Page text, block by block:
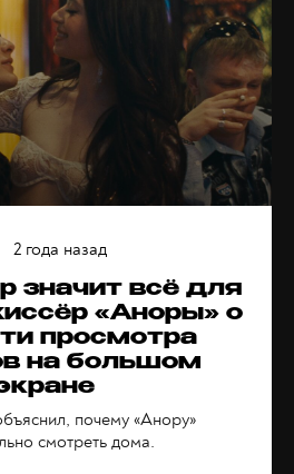
значит всё для
«Аноры» о
просмотра
на большом
почему «Анору»
смотреть дома.
2 года назад